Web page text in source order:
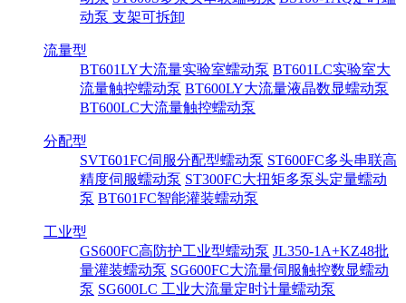
动泵 支架可拆卸
流量型
BT601LY大流量实验室蠕动泵 BT601LC实验室大
流量触控蠕动泵 BT600LY大流量液晶数显蠕动泵
BT600LC大流量触控蠕动泵
分配型
SVT601FC伺服分配型蠕动泵 ST600FC多头串联高
精度伺服蠕动泵 ST300FC大扭矩多泵头定量蠕动
泵 BT601FC智能灌装蠕动泵
工业型
GS600FC高防护工业型蠕动泵 JL350-1A+KZ48批
量灌装蠕动泵 SG600FC大流量伺服触控数显蠕动
泵 SG600LC 工业大流量定时计量蠕动泵